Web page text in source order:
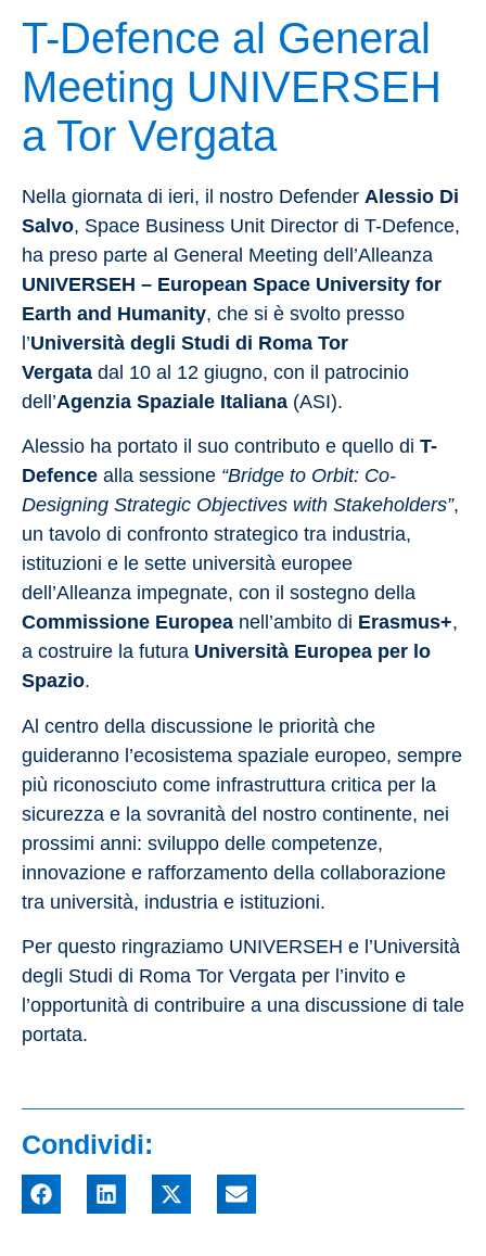
T-Defence al General
Meeting UNIVERSEH
a Tor Vergata
Nella giornata di ieri, il nostro Defender Alessio Di
Salvo, Space Business Unit Director di T-Defence,
ha preso parte al General Meeting dell’Alleanza
UNIVERSEH – European Space University for
Earth and Humanity, che si è svolto presso
l’Università degli Studi di Roma Tor
Vergata dal 10 al 12 giugno, con il patrocinio
dell’Agenzia Spaziale Italiana (ASI).
Alessio ha portato il suo contributo e quello di T-
Defence alla sessione “Bridge to Orbit: Co-
Designing Strategic Objectives with Stakeholders”,
un tavolo di confronto strategico tra industria,
istituzioni e le sette università europee
dell’Alleanza impegnate, con il sostegno della
Commissione Europea nell’ambito di Erasmus+,
a costruire la futura Università Europea per lo
Spazio.
Al centro della discussione le priorità che
guideranno l’ecosistema spaziale europeo, sempre
più riconosciuto come infrastruttura critica per la
sicurezza e la sovranità del nostro continente, nei
prossimi anni: sviluppo delle competenze,
innovazione e rafforzamento della collaborazione
tra università, industria e istituzioni.
Per questo ringraziamo UNIVERSEH e l’Università
degli Studi di Roma Tor Vergata per l’invito e
l’opportunità di contribuire a una discussione di tale
portata.
Condividi: